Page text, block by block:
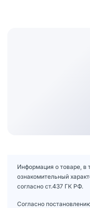
Информация о товаре, в
ознакомительный
согласно ст.437 ГК РФ.
Согласно